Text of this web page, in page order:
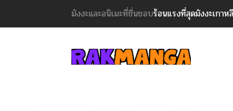
มังงะและอนิเมะที่ชื่นชอบร้อนแรงที่สุดมังงะเกาหลี